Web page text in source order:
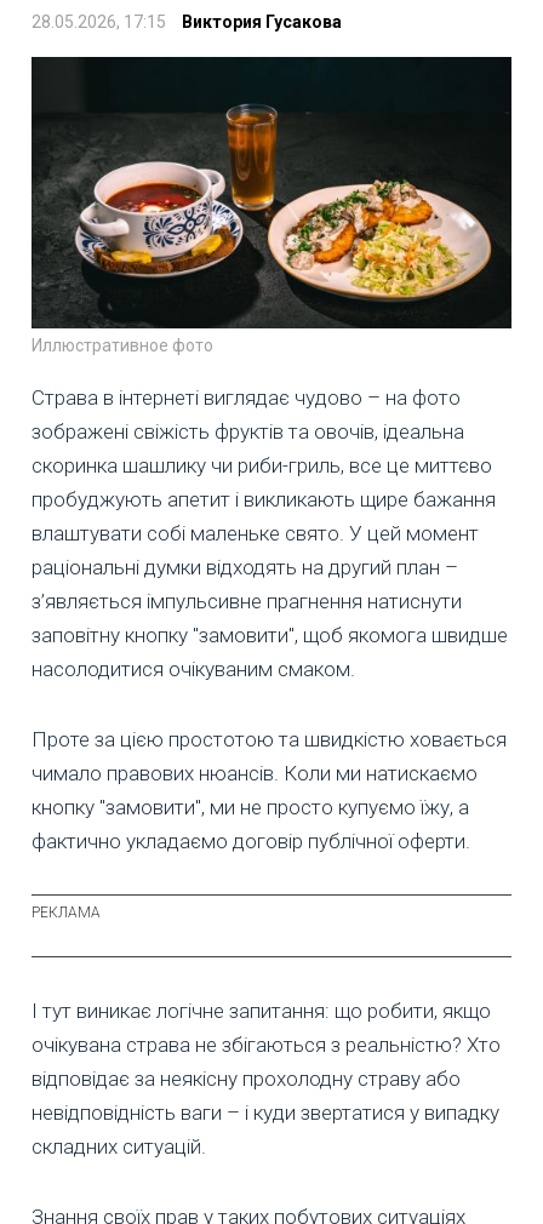
28.05.2026, 17:15 Виктория Гусакова
Иллюстративное фото
Страва в інтернеті виглядає чудово – на фото
зображені свіжість фруктів та овочів, ідеальна
скоринка шашлику чи риби-гриль, все це миттєво
пробуджують апетит і викликають щире бажання
влаштувати собі маленьке свято. У цей момент
раціональні думки відходять на другий план –
з’являється імпульсивне прагнення натиснути
заповітну кнопку "замовити", щоб якомога швидше
насолодитися очікуваним смаком.
Проте за цією простотою та швидкістю ховається
чимало правових нюансів. Коли ми натискаємо
кнопку "замовити", ми не просто купуємо їжу, а
фактично укладаємо договір публічної оферти.
І тут виникає логічне запитання: що робити, якщо
очікувана страва не збігаються з реальністю? Хто
відповідає за неякісну прохолодну страву або
невідповідність ваги – і куди звертатися у випадку
складних ситуацій.
Знання своїх прав у таких побутових ситуаціях